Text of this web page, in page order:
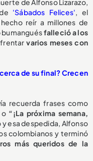
de Alfonso Lizarazo,
'Sábados Felices', el
reír a millones de
bumanguésfalleció a los
varios meses con
de su final? Crecen
recuerda frases como
o “¡La próxima semana,
y esa despedida, Alfonso
colombianos y terminó
más queridos de la